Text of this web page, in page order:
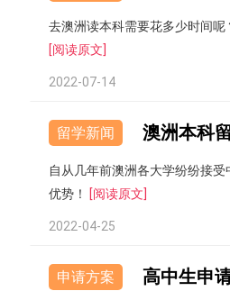
去澳洲读本科需要花多少时间
[阅读原文]
2022-07-14
留学新闻 澳洲本科
自从几年前澳洲各大学纷纷接
优势！
[阅读原文]
2022-04-25
申请方案 高中生申